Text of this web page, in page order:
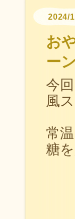
2024/
お
ーン
今
風
常
糖を